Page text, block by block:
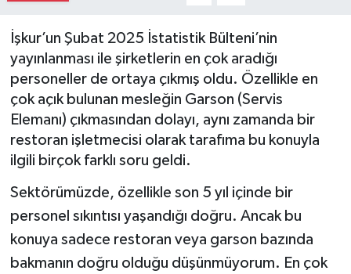
İşkur’un Şubat 2025 İstatistik Bülteni’nin
yayınlanması ile şirketlerin en çok aradığı
personeller de ortaya çıkmış oldu. Özellikle en
çok açık bulunan mesleğin Garson (Servis
Elemanı) çıkmasından dolayı, aynı zamanda bir
restoran işletmecisi olarak tarafıma bu konuyla
ilgili birçok farklı soru geldi.
Sektörümüzde, özellikle son 5 yıl içinde bir
personel sıkıntısı yaşandığı doğru. Ancak bu
konuya sadece restoran veya garson bazında
bakmanın doğru olduğu düşünmüyorum. En çok